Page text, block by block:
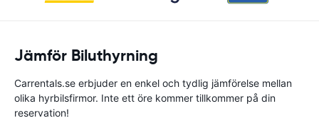
Jämför Biluthyrning
Carrentals.se erbjuder en enkel och tydlig jämförelse mellan
olika hyrbilsfirmor. Inte ett öre kommer tillkommer på din
reservation!